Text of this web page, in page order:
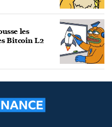
les
Bitcoin L2